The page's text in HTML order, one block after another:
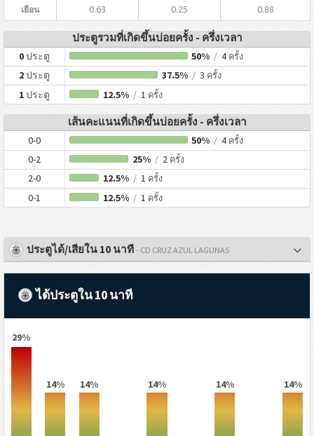
เยือน 0.63 0.25 0.88
ประตูรวมที่เกิดขึ้นบ่อยครั้ง - ครึ่งเวลา
0ประตู 50% / 4 ครั้ง
2ประตู 37.5% /3 ครั้ง
1ประตู 12.5% /1 ครั้ง
เส้นคะแนนที่เกิดขึ้นบ่อยครั้ง - ครึ่งเวลา
0-0 50% / 4 ครั้ง
0-2 25% /2 ครั้ง
2-0 12.5% /1 ครั้ง
0-1 12.5% /1 ครั้ง
ประตูได้/เสียใน 10 นาที - CD CRUZ AZUL LAGUNAS
ได้ประตูใน 10 นาที
29%
14% 14% 14% 14% 14%